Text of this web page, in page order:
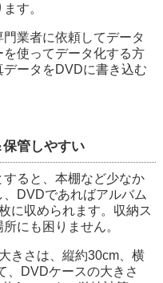
す。
業者に依頼してデータ
使ってデータ化する方
ータをDVDに書き込む
管しやすい
ると、本棚など少なか
DVDであればアルバム
に収められます。収納ス
にも困りません。
きさは、縦約30cm、横
、DVDケースの大きさ